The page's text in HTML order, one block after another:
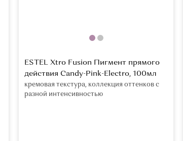
ESTEL Xtro Fusion Пигмент прямого
действия Candy-Pink-Electro, 100мл
кремовая текстура, коллекция оттенков с
разной интенсивностью